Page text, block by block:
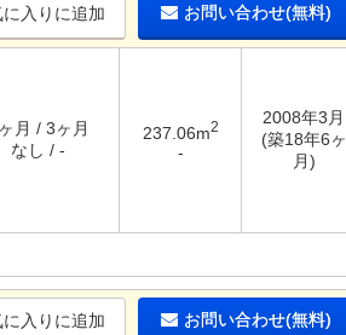
に入りに追加 お問い合わせ(無料)
月 / 3ヶ月
なし / -
237.06m2
-
2008年3月
(築18年6ヶ
月)
に入りに追加 お問い合わせ(無料)